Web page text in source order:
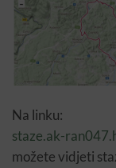
Na linku:
staze.ak-
možete vidjeti